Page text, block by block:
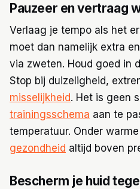
Pauzeer en vertraag
Verlaag je tempo als het
moet dan namelijk extra
via zweten. Houd goed in
Stop bij duizeligheid,
misselijkheid. Het is geen
trainingsschema aan te
temperatuur. Onder
gezondheid altijd boven
Bescherm je huid